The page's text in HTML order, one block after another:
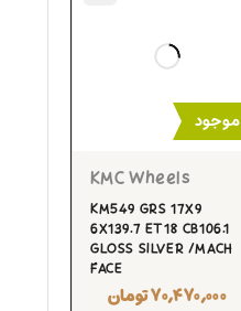
موجود
KMC Wheels
KM549 GRS 17X9
6X139.7 ET18 CB106.1
GLOSS SILVER /MACH
FACE
۷۰,۴۷۰,۰۰۰تومان